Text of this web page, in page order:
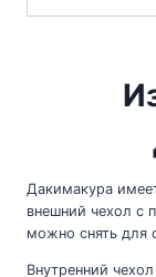
Дакимакура
внешний чехол с
можно снять для
Внутренний